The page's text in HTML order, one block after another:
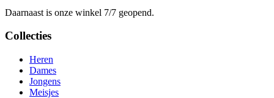
Daarnaast is onze winkel 7/7 geopend.
Collecties
Heren
Dames
Jongens
Meisjes